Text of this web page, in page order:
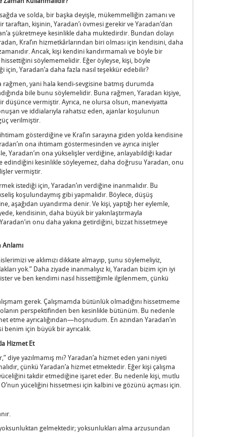
ve solda, bir başka deyişle, mükemmelliğin zamanı ve
kişinin, Yaradan’ı övmesi gerekir ve Yaradan’dan
şükretmeye kesinlikle daha muktedirdir. Bundan dolayı
Kral’ın hizmetkârlarından biri olması için kendisini, daha
Ancak, kişi kendini kandırmamalı ve böyle bir
söylememelidir. Eğer öyleyse, kişi, böyle
Yaradan’a daha fazla nasıl teşekkür edebilir?
rağmen, yani hala kendi-sevgisine batmış durumda
bile bunu söylemelidir. Buna rağmen, Yaradan kişiye,
düşünce vermiştir. Ayrıca, ne olursa olsun, maneviyatta
ve iddialarıyla rahatsız eden, ajanlar koşulunun
verilmiştir.
gösterdiğine ve Kral’ın sarayına giden yolda kendisine
ona ihtimam göstermesinden ve ayrıca inişler
Yaradan’ın ona yükselişler verdiğine, anlayabildiği kadar
edindiğini kesinlikle söyleyemez, daha doğrusu Yaradan, onu
vermiştir.
istediği için, Yaradan’ın verdiğine inanmalıdır. Bu
koşulundaymış gibi yapmalıdır. Böylece, düşüş
aşağıdan uyandırma denir. Ve kişi, yaptığı her eylemle,
kendisinin, daha büyük bir yakınlaştırmayla
onu daha yakına getirdiğini, bizzat hissetmeye
Anlamı
ve aklımızı dikkate almayıp, şunu söylemeliyiz,
yok.” Daha ziyade inanmalıyız ki, Yaradan bizim için iyi
ve ben kendimi nasıl hissettiğimle ilgilenmem, çünkü
gerek. Çalışmamda bütünlük olmadığını hissetmeme
perspektifinden ben kesinlikle bütünüm. Bu nedenle
etme ayrıcalığından—hoşnudum. En azından Yaradan’ın
benim için büyük bir ayrıcalık.
Hizmet Et
diye yazılmamış mı? Yaradan’a hizmet eden yani niyeti
çünkü Yaradan’a hizmet etmektedir. Eğer kişi çalışma
takdir etmediğine işaret eder. Bu nedenle kişi, mutlu
yüceliğini hissetmesi için kalbini ve gözünü açması için.
gelmektedir; yoksunlukları alma arzusundan